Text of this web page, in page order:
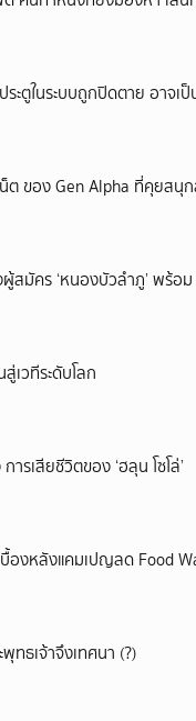
ตูในระบบถูกปิดตาย อาจเ
ของ Gen Alpha ที่คุยสนุก
สมัคร ‘หนองบัวลำภู’ พร้อ
เวทีระดับโลก
ารเสียชีวิตของ ‘ฮลุน โซโล่’
บื้องหลังแคมเปญลด Food
ทธเจ้าจึงเทศนา (?)